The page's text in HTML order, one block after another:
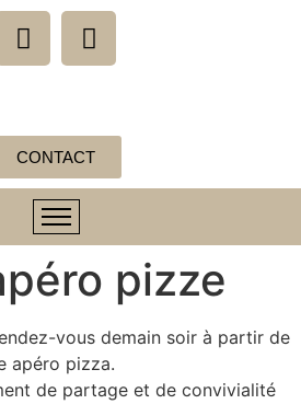
CONTACT
pizze
vous demain soir à partir de
apéro pizza.
de partage et de convivialité